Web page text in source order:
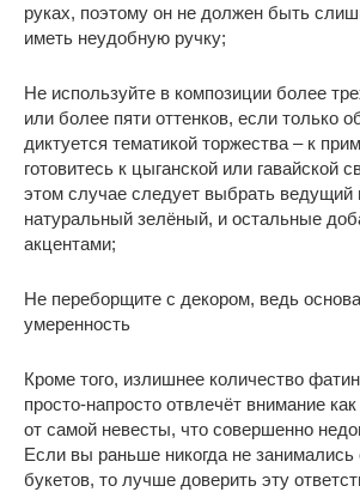
руках, поэтому он не должен быть
иметь неудобную ручку;
Не используйте в композиции более
или более пяти оттенков, если только
диктуется тематикой торжества – к
готовитесь к цыганской или гавайской
этом случае следует выбрать ведущий
натуральный зелёный, и остальные
акцентами;
Не переборщите с декором, ведь
умеренность
Кроме того, излишнее количество
просто-напросто отвлечёт внимание
от самой невесты, что совершенно
Если вы раньше никогда не занимались
букетов, то лучше доверить эту